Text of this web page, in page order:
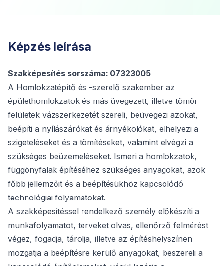
Képzés leírása
Szakképesítés sorszáma: 07323005
A Homlokzatépítő és -szerelő szakember az
épülethomlokzatok és más üvegezett, illetve tömör
felületek vázszerkezetét szereli, beüvegezi azokat,
beépíti a nyílászárókat és árnyékolókat, elhelyezi a
szigeteléseket és a tömítéseket, valamint elvégzi a
szükséges beüzemeléseket. Ismeri a homlokzatok,
függönyfalak építéséhez szükséges anyagokat, azok
főbb jellemzőit és a beépítésükhöz kapcsolódó
technológiai folyamatokat.
A szakképesítéssel rendelkező személy előkészíti a
munkafolyamatot, terveket olvas, ellenőrző felmérést
végez, fogadja, tárolja, illetve az építéshelyszínen
mozgatja a beépítésre kerülő anyagokat, beszereli a